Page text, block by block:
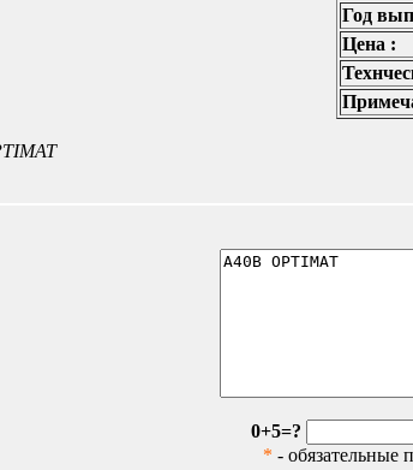
Год
Цена :
0+5=?
* - обязательные